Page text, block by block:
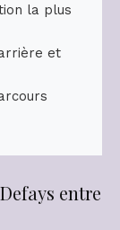
la plus
et
entre